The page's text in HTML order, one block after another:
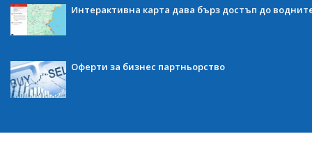
Интерактивна карта дава бърз достъп до
Оферти за бизнес партньорство